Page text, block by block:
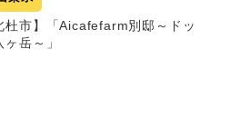
杜市】「Aicafefarm別邸～ドッ
岳～」